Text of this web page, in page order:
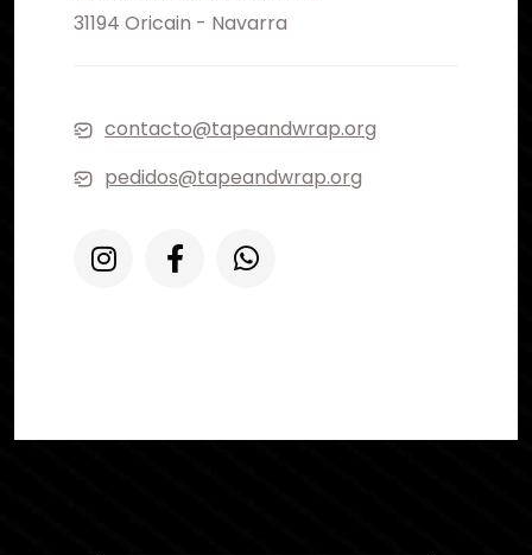
31194 Oricain - Navarra
contacto@tapeandwrap.org
pedidos@tapeandwrap.org